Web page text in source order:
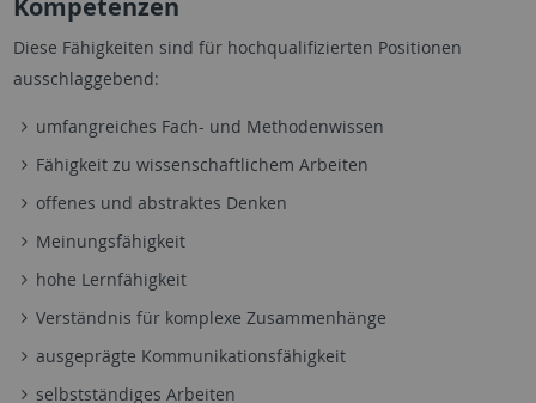
Kompetenzen
Diese Fähigkeiten sind für hochqualifizierten Positionen
ausschlaggebend:
umfangreiches Fach- und Methodenwissen
Fähigkeit zu wissenschaftlichem Arbeiten
offenes und abstraktes Denken
Meinungsfähigkeit
hohe Lernfähigkeit
Verständnis für komplexe Zusammenhänge
ausgeprägte Kommunikationsfähigkeit
selbstständiges Arbeiten